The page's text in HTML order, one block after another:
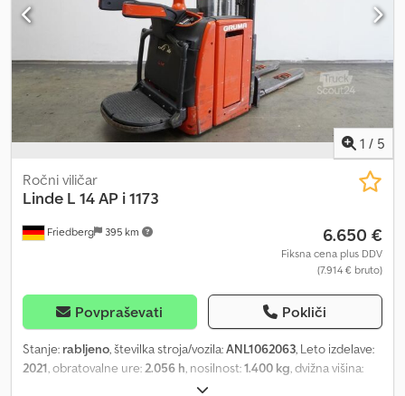
počasna vožnja - sistem za mehko pristajanje (SoftLanding) -
zaščita droga: polikarbonat - nadzor dostopa: Connect access
RFID - zložljiva platforma - prenos podatkov prek spleta - LSP 0,6
Ref: ANL1062239
1 / 5
Friedberg 395 km
Ročni viličar
Linde L 14 AP i 1173
6.650 €
Fiksna cena plus DDV
(7.914 € bruto)
Povpraševati Pokliči
Stanje: rabljeno, številka stroja/vozila:ANL1062063, Leto izdelave:
2021 , obratovalne ure: 2.056 h , nosilnost:1.400 kg , dvižna višina:
1.400 mm